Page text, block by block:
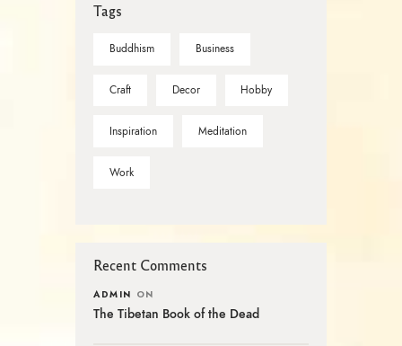
Tags
Buddhism Business
Craft Decor Hobby
Inspiration Meditation
Work
Recent Comments
ADMIN ON
The Tibetan Book of the Dead